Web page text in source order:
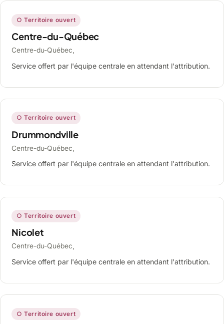
○ Territoire ouvert
Centre-du-Québec
Centre-du-Québec,
Service offert par l'équipe centrale en attendant l'attribution.
○ Territoire ouvert
Drummondville
Centre-du-Québec,
Service offert par l'équipe centrale en attendant l'attribution.
○ Territoire ouvert
Nicolet
Centre-du-Québec,
Service offert par l'équipe centrale en attendant l'attribution.
○ Territoire ouvert